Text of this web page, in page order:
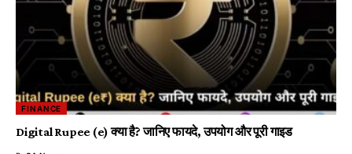
FINANCE
Digital Rupee (e₹) क्या है? जानिए फायदे, उपयोग और पूरी गाइड